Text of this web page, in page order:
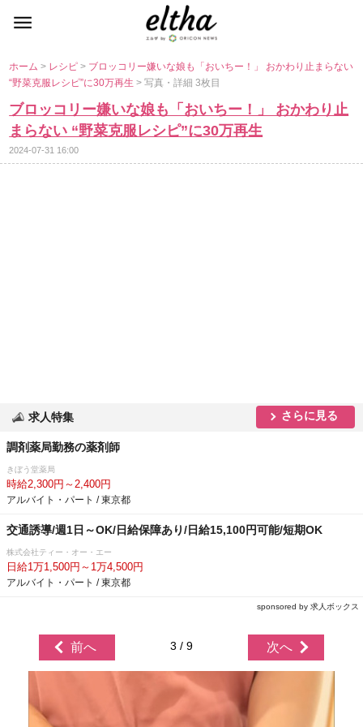
ホーム> レシピ> ブロッコリー嫌いな娘も「おいちー！」 おかわり止まらない
“野菜克服レシピ”に30万再生> 写真・詳細 3枚目
ブロッコリー嫌いな娘も「おいちー！」 おかわり止
まらない “野菜克服レシピ”に30万再生
2024-07-31 16:00
求人特集 さらに見る
調剤薬局勤務の薬剤師
きぼう堂薬局
時給2,300円～2,400円
アルバイト・パート / 東京都
交通誘導/週1日～OK/日給保障あり/日給15,100円可能/短期OK
株式会社ティー・オー・エー
日給1万1,500円～1万4,500円
アルバイト・パート / 東京都
sponsored by 求人ボックス
前へ 3 / 9 次へ